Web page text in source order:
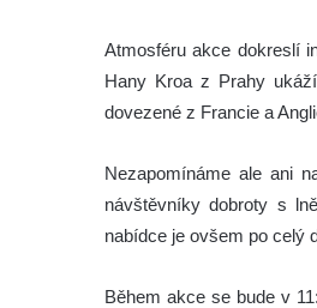
Atmosféru akce dokreslí
Hany Kroa z Prahy
dovezené z Francie a
Nezapomínáme ale ani
návštěvníky dobroty s
nabídce je ovšem po celý
Během akce se bude v